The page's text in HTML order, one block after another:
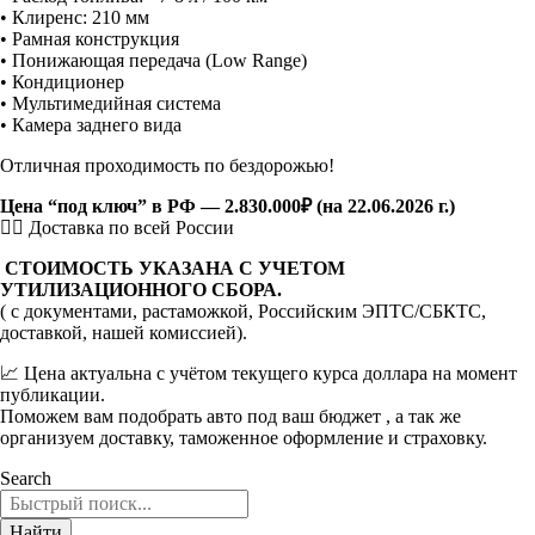
• Клиренс: 210 мм
• Рамная конструкция
• Понижающая передача (Low Range)
• Кондиционер
• Мультимедийная система
• Камера заднего вида
Отличная проходимость по бездорожью!
Цена “под ключ” в РФ — 2.830.000₽ (на 22.06.2026 г.)
👉🏻 Доставка по всей России
СТОИМОСТЬ УКАЗАНА С УЧЕТОМ
УТИЛИЗАЦИОННОГО СБОРА.
( с документами, растаможкой, Российским ЭПТС/СБКТС,
доставкой, нашей комиссией).
📈 Цена актуальна с учётом текущего курса доллара на момент
публикации.
Поможем вам подобрать авто под ваш бюджет , а так же
организуем доставку, таможенное оформление и страховку.
Search